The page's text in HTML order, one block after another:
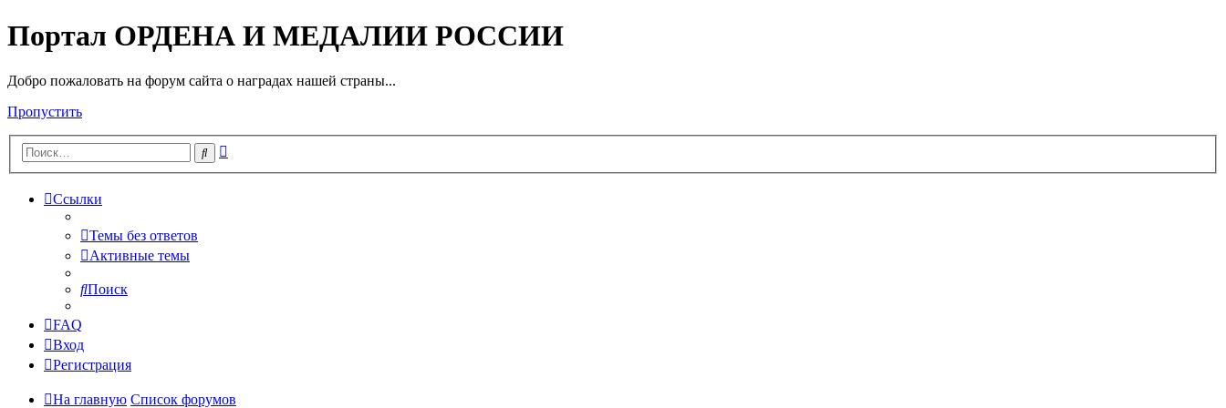
Портал ОРДЕНА И МЕДАЛИИ РОССИИ
Добро пожаловать на форум сайта о наградах нашей страны...
Пропустить
Поиск
Ссылки
Темы без ответов
Активные темы
Поиск
FAQ
Вход
Регистрация
На главную Список форумов